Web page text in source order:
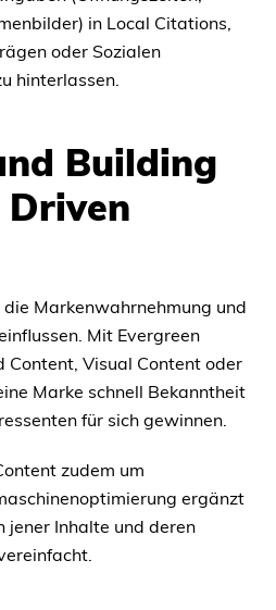
in Local Citations,
oder Sozialen
hinterlassen.
Building
Driven
Markenwahrnehmung und
Mit Evergreen
Content, Visual Content oder
Marke schnell Bekanntheit
für sich gewinnen.
zudem um
ergänzt
Inhalte und deren